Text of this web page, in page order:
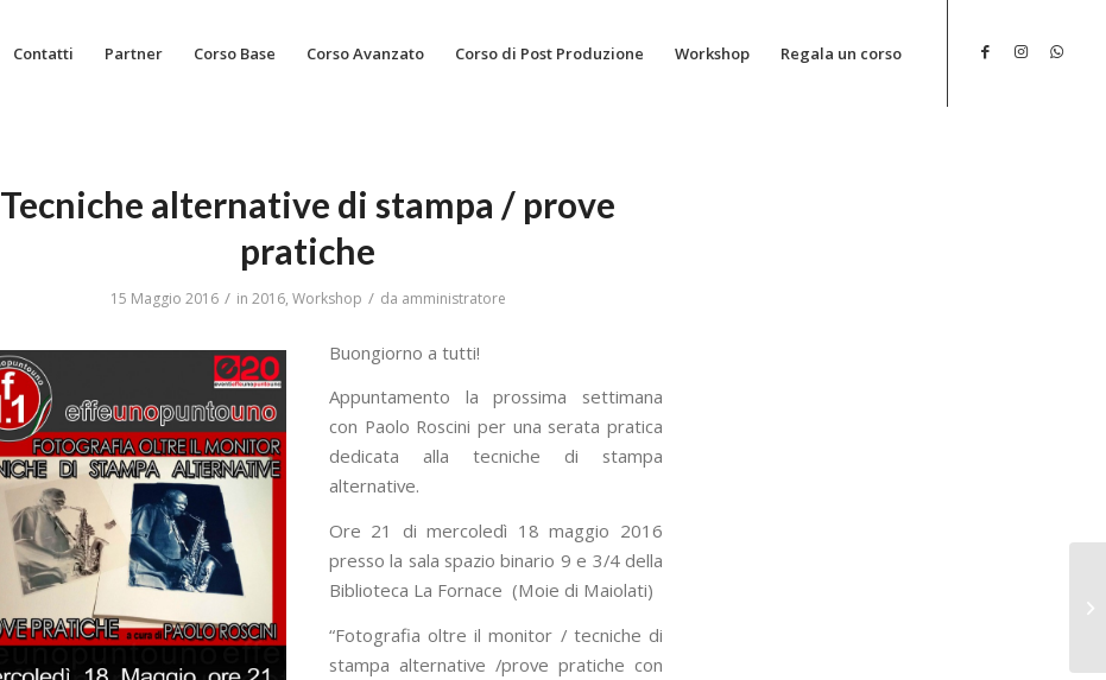
Contatti Partner Corso Base Corso Avanzato Corso di Post Produzione Workshop Regala un corso
Tecniche alternative di stampa / prove
pratiche
15 Maggio 2016 / in 2016, Workshop / da amministratore
Buongiorno a tutti!
Appuntamento la prossima settimana
con Paolo Roscini per una serata pratica
dedicata alla tecniche di stampa
alternative.
Ore 21 di mercoledì 18 maggio 2016
presso la sala spazio binario 9 e 3/4 della
Biblioteca La Fornace (Moie di Maiolati)
“Fotografia oltre il monitor / tecniche di
stampa alternative /prove pratiche con